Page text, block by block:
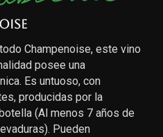
Champenoise, este vino
posee una
Es untuoso, con
producidas por la
(Al menos 7 años de
Pueden